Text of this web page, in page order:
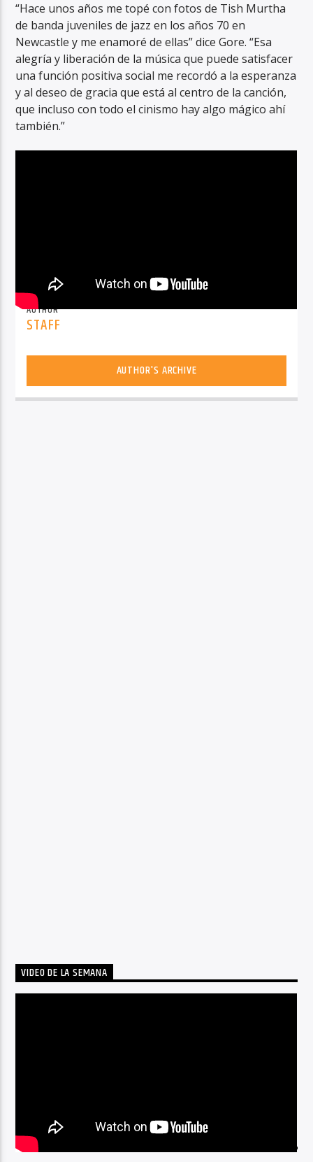
“Hace unos años me topé con fotos de Tish Murtha
de banda juveniles de jazz en los años 70 en
Newcastle y me enamoré de ellas” dice Gore. “Esa
alegría y liberación de la música que puede satisfacer
una función positiva social me recordó a la esperanza
y al deseo de gracia que está al centro de la canción,
que incluso con todo el cinismo hay algo mágico ahí
también.”
AUTHOR
STAFF
AUTHOR'S ARCHIVE
VIDEO DE LA SEMANA
BY TAG